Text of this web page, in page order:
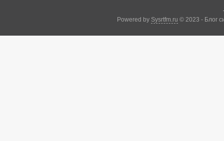
Powered by Sysrtfm.ru © 2023 - Блог